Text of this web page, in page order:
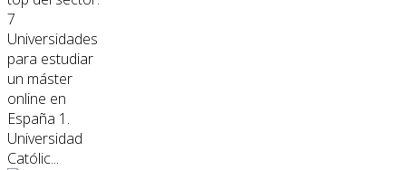
7
Universidades
para estudiar
un máster
online en
España 1.
Universidad
Católic...